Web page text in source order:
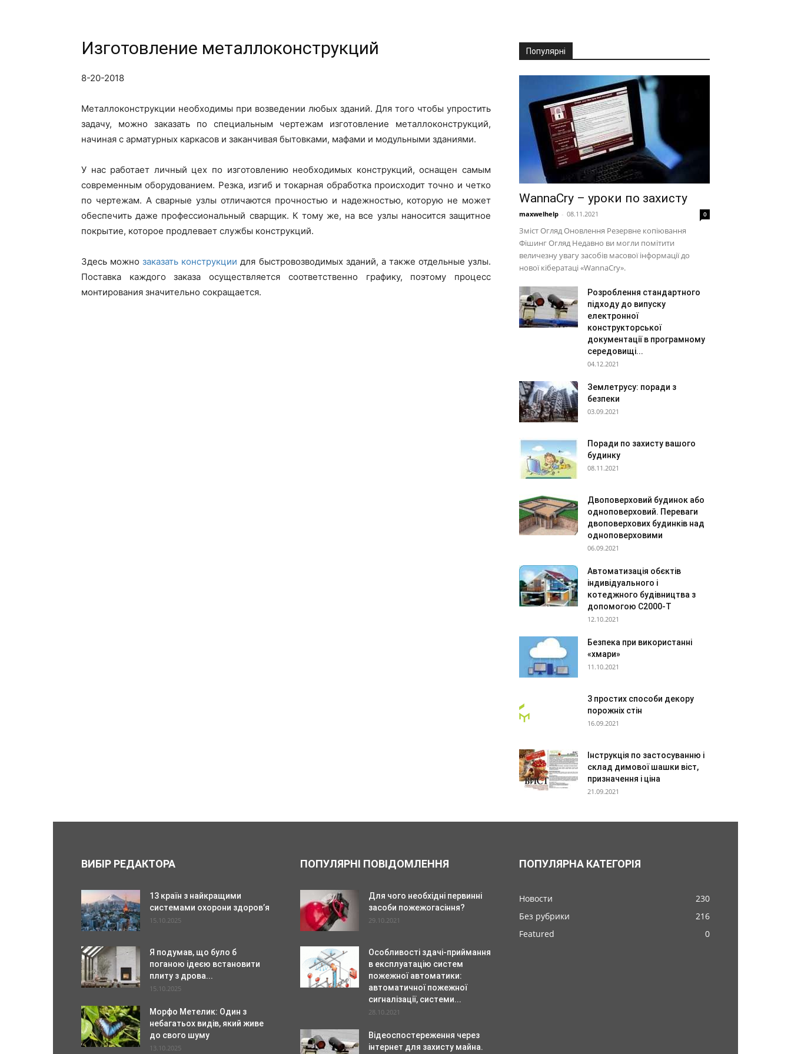
Изготовление металлоконструкций
8-20-2018
Металлоконструкции необходимы при возведении любых зданий. Для того чтобы упростить
задачу, можно заказать по специальным чертежам изготовление металлоконструкций,
начиная с арматурных каркасов и заканчивая бытовками, мафами и модульными зданиями.
У нас работает личный цех по изготовлению необходимых конструкций, оснащен самым
современным оборудованием. Резка, изгиб и токарная обработка происходит точно и четко
по чертежам. А сварные узлы отличаются прочностью и надежностью, которую не может
обеспечить даже профессиональный сварщик. К тому же, на все узлы наносится защитное
покрытие, которое продлевает службы конструкций.
Здесь можнозаказать конструкции для быстровозводимых зданий, а также отдельные узлы.
Поставка каждого заказа осуществляется соответственно графику, поэтому процесс
монтирования значительно сокращается.
Популярні
WannaCry – уроки по захисту
maxwelhelp - 08.11.2021 0
Зміст Огляд Оновлення Резервне копіювання
Фішинг Огляд Недавно ви могли помітити
величезну увагу засобів масової інформації до
нової кібератаці «WannaCry».
Розроблення стандартного
підходу до випуску
електронної
конструкторської
документації в програмному
середовищі...
04.12.2021
Землетрусу: поради з
безпеки
03.09.2021
Поради по захисту вашого
будинку
08.11.2021
Двоповерховий будинок або
одноповерховий. Переваги
двоповерхових будинків над
одноповерховими
06.09.2021
Автоматизація обєктів
індивідуального і
котеджного будівництва з
допомогою С2000-Т
12.10.2021
Безпека при використанні
«хмари»
11.10.2021
3 простих способи декору
порожніх стін
16.09.2021
Інструкція по застосуванню і
склад димової шашки віст,
призначення і ціна
21.09.2021
ВИБІР РЕДАКТОРА
13 країн з найкращими
системами охорони здоров’я
15.10.2025
Я подумав, що було б
поганою ідеєю встановити
плиту з дрова...
15.10.2025
Морфо Метелик: Один з
небагатьох видів, який живе
до свого шуму
13.10.2025
ПОПУЛЯРНІ ПОВІДОМЛЕННЯ
Для чого необхідні первинні
засоби пожежогасіння?
29.10.2021
Особливості здачі-приймання
в експлуатацію систем
пожежної автоматики:
автоматичної пожежної
сигналізації, системи...
28.10.2021
Відеоспостереження через
інтернет для захисту майна.
ПОПУЛЯРНА КАТЕГОРІЯ
Новости
230
Без рубрики
216
Featured
0